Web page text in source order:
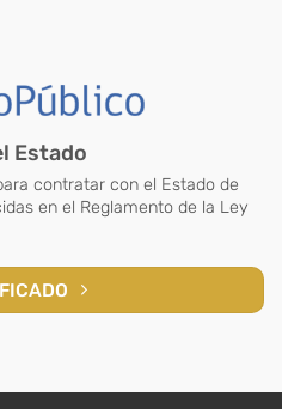
Estado
contratar con el Estado de
en el Reglamento de la Ley